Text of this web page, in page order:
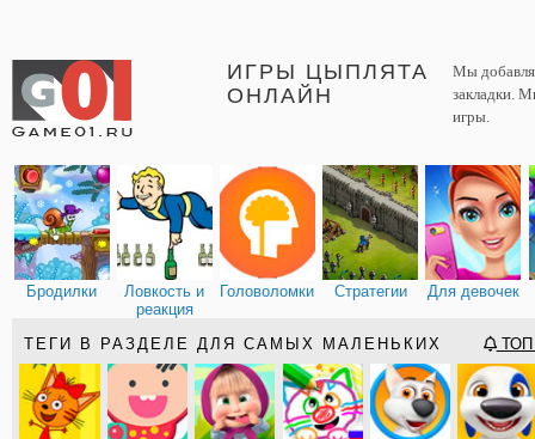
ИГРЫ ЦЫПЛЯТА
ОНЛАЙН
Мы
закладки.
игры.
Бродилки
Ловкость и
реакция
Головоломки Стратегии Для девочек
ТЕГИ В РАЗДЕЛЕ ДЛЯ САМЫХ МАЛЕНЬКИХ ТОП